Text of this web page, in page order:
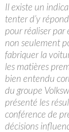
Il existe un
tenter d’y
pour réaliser
non seulement
fabriquer la
les matières
bien entendu
du groupe
présenté les
conférence de
décisions